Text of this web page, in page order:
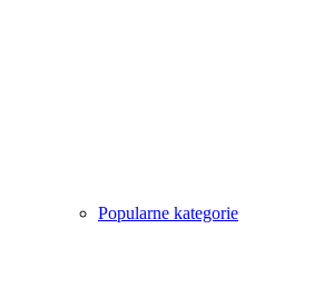
Popularne kategorie